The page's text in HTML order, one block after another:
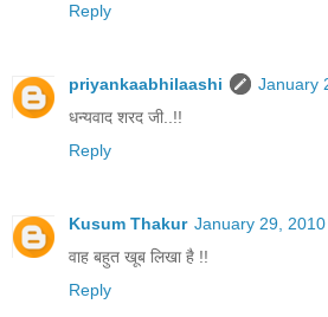
Reply
priyankaabhilaashi
January
धन्यवाद शरद जी..!!
Reply
Kusum Thakur January 29,
वाह बहुत खूब लिखा है !!
Reply